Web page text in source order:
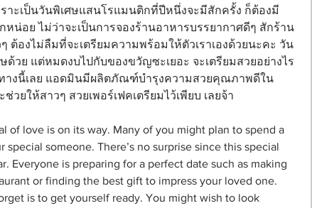
าะเป็นวันพิเศษแสนโรแมนติกที่ปีหนึ่งจะมีสักครั้ง ก็ต้องมี
น่อย ไม่ว่าจะเป็นการจองร้านอาหารบรรยากาศดีๆ สักร้าน
องไม่ลืมที่จะเตรียมความพร้อมให้ตัวเราเองด้วยนะคะ วัน
ด้วย แต่หมดงบไปกับของขวัญซะเยอะ จะเตรียมสวยอย่างไร
างนี้เลย แอดมินมีผลิตภัณฑ์บำรุงความสวยคุณภาพดีใน
วยให้สาวๆ สวยเพอร์เฟคเตรียมไว้เพียบ เลยจ้า
of love is on its way. Many of you might plan to spend a
someone. There’s no surprise since this special
Everyone is preparing for a perfect date such as making
or finding the best gift to impress your loved one.
is to get yourself ready. You might wish to look